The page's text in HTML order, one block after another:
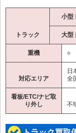
トラック
小型
大型
重機 ○
対応エリア
日
全
看板/ETC/ナビ取
り外し
不